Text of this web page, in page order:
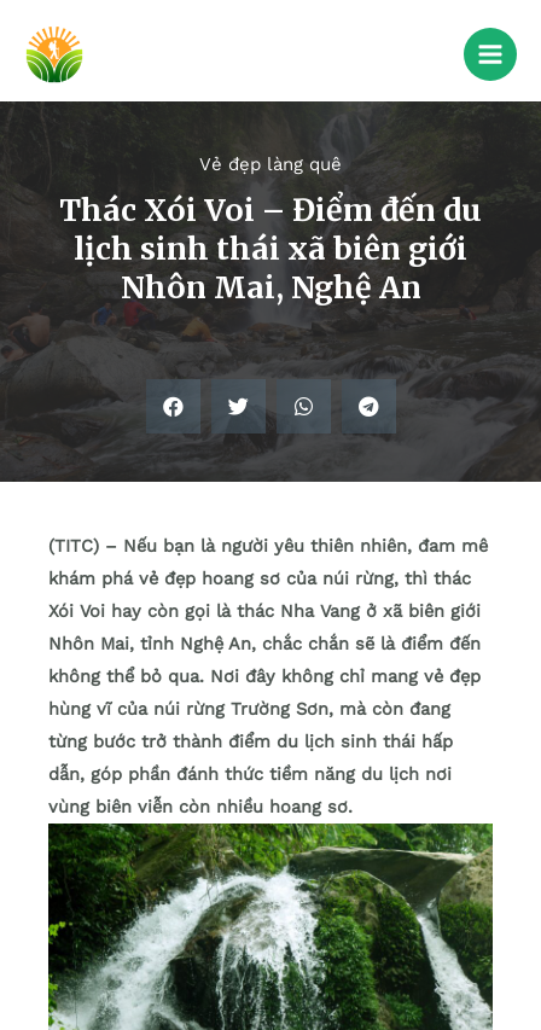
Vẻ đẹp làng quê
Thác Xói Voi – Điểm đến du
lịch sinh thái xã biên giới
Nhôn Mai, Nghệ An
(TITC) – Nếu bạn là người yêu thiên nhiên, đam mê
khám phá vẻ đẹp hoang sơ của núi rừng, thì thác
Xói Voi hay còn gọi là thác Nha Vang ở xã biên giới
Nhôn Mai, tỉnh Nghệ An, chắc chắn sẽ là điểm đến
không thể bỏ qua. Nơi đây không chỉ mang vẻ đẹp
hùng vĩ của núi rừng Trường Sơn, mà còn đang
từng bước trở thành điểm du lịch sinh thái hấp
dẫn, góp phần đánh thức tiềm năng du lịch nơi
vùng biên viễn còn nhiều hoang sơ.